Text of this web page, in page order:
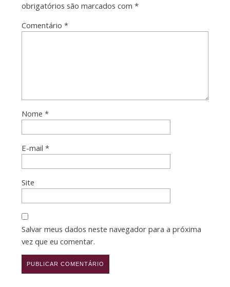
obrigatórios são marcados com *
Comentário *
Nome *
E-mail *
Site
Salvar meus dados neste navegador para a próxima
vez que eu comentar.